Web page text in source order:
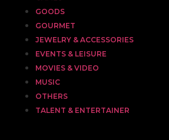
GOODS
GOURMET
JEWELRY & ACCESSORIES
EVENTS & LEISURE
MOVIES & VIDEO
MUSIC
OTHERS
TALENT & ENTERTAINER